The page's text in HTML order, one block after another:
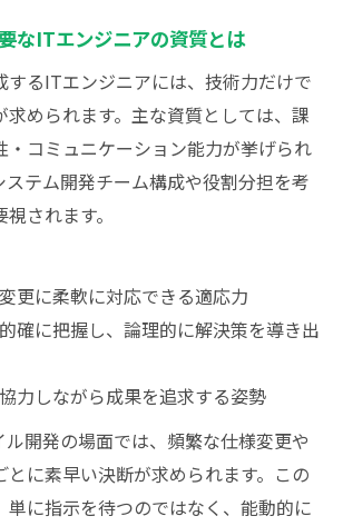
なITエンジニアの資質とは
するITエンジニアには、技術力だけで
求められます。主な資質としては、課
・コミュニケーション能力が挙げられ
ステム開発チーム構成や役割分担を考
されます。
更に柔軟に対応できる適応力
確に把握し、論理的に解決策を導き出
力しながら成果を追求する姿勢
開発の場面では、頻繁な仕様変更や
とに素早い決断が求められます。この
単に指示を待つのではなく、能動的に